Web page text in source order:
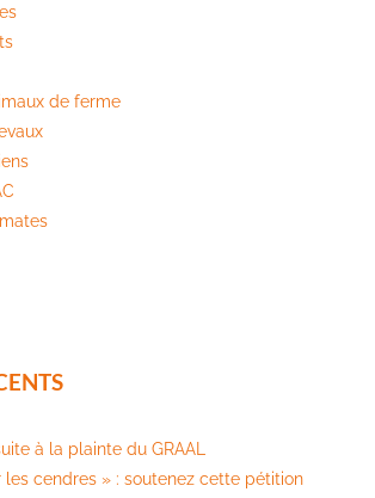
de ferme
à la plainte du GRAAL
les cendres » : soutenez cette pétition​